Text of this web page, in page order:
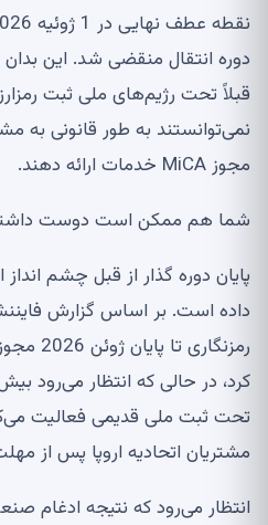
دوره انتقال منقضی شد. این
قبلاً تحت رژیم‌های ملی ثبت
نمی‌توانستند به طور قانونی به
مجوز MiCA خدمات ارائه دهند.
شما هم ممکن است دوست
پایان دوره گذار از قبل چشم انداز
تحت ثبت ملی قدیمی فعالیت
مشتریان اتحادیه اروپا پس از
انتظار می‌رود که نتیجه ادغام